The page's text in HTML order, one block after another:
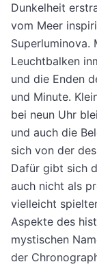
Dunkelheit
vom Meer
Superluminova.
Leuchtbalken
und die Enden
und Minute.
bei neun Uhr
und auch die
sich von der
Dafür gibt sich
auch nicht als
vielleicht
Aspekte des
mystischen
der